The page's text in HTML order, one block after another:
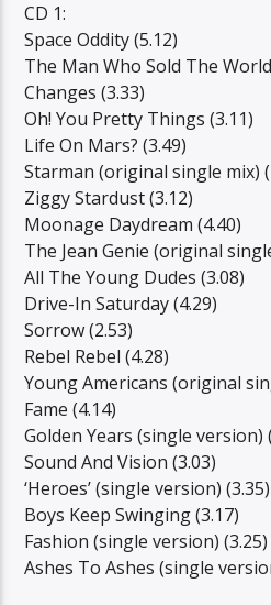
CD 1:
Space Oddity (5.12)
The Man Who Sold The
Changes (3.33)
Oh! You Pretty Things (3.11)
Life On Mars? (3.49)
Starman (original single mix)
Ziggy Stardust (3.12)
Moonage Daydream (4.40)
The Jean Genie (original
All The Young Dudes (3.08)
Drive-In Saturday (4.29)
Sorrow (2.53)
Rebel Rebel (4.28)
Young Americans (original
Fame (4.14)
Golden Years (single version)
Sound And Vision (3.03)
‘Heroes’ (single version) (3.35)
Boys Keep Swinging (3.17)
Fashion (single version) (3.25)
Ashes To Ashes (single